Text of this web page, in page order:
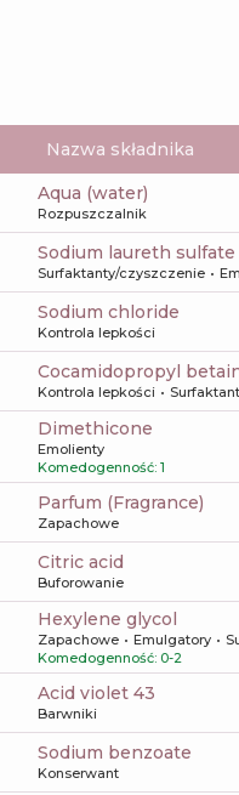
Nazwa składnika
aqua (water)
Rozpuszczalnik
sodium laureth sulfate
Surfaktanty/czyszczenie
sodium chloride
Kontrola lepkości
cocamidopropyl
Kontrola lepkości
dimethicone
Emolienty
Komedogenność: 1
Parfum (Fragrance)
Zapachowe
citric acid
Buforowanie
hexylene glycol
Zapachowe Emulgatory
Komedogenność: 0-2
acid violet 43
Barwniki
sodium benzoate
Konserwant